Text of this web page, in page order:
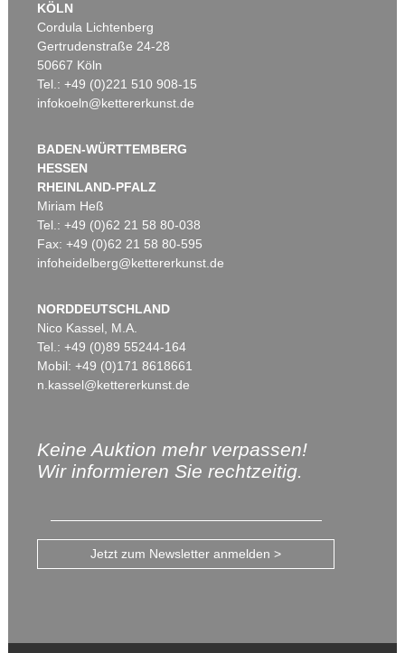
KÖLN
Cordula Lichtenberg
Gertrudenstraße 24-28
50667 Köln
Tel.: +49 (0)221 510 908-15
infokoeln@kettererkunst.de
BADEN-WÜRTTEMBERG
HESSEN
RHEINLAND-PFALZ
Miriam Heß
Tel.: +49 (0)62 21 58 80-038
Fax: +49 (0)62 21 58 80-595
infoheidelberg@kettererkunst.de
NORDDEUTSCHLAND
Nico Kassel, M.A.
Tel.: +49 (0)89 55244-164
Mobil: +49 (0)171 8618661
n.kassel@kettererkunst.de
Keine Auktion mehr verpassen!
Wir informieren Sie rechtzeitig.
Jetzt zum Newsletter anmelden >